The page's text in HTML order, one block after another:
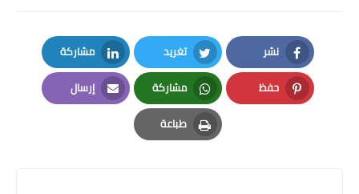
نشر
Facebook
تغريد
Twitter
مشاركة
LinkedIn
حفظ
Pinterest
مشاركة
Whatsapp
إرسال
Email
طباعة
Print